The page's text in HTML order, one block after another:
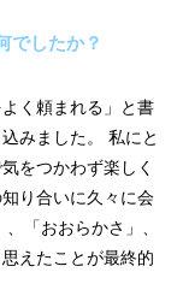
でしたか？
く頼まれる」と書
みました。 私にと
をつかわず楽しく
り合いに久々に会
「おおらかさ」、
えたことが最終的